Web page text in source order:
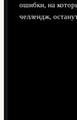
ошибки, на
челлендж,